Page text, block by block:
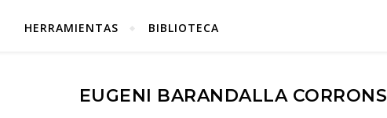
HERRAMIENTAS BIBLIOTECA
EUGENI BARANDALLA CORRONS